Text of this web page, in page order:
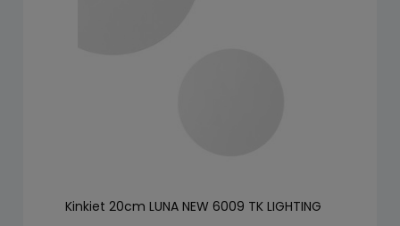
Kinkiet 20cm LUNA NEW 6009 TK LIGHTING